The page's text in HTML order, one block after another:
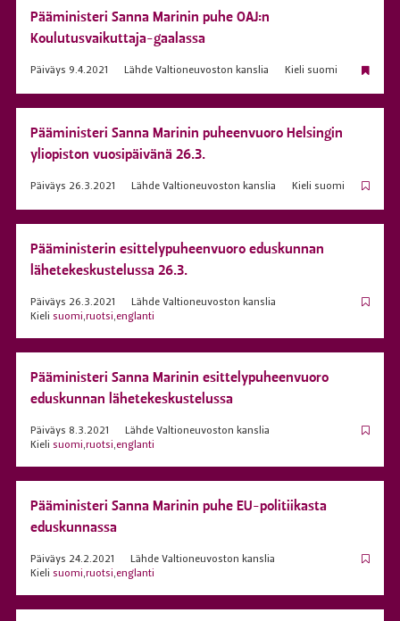
Pääministeri Sanna Marinin puhe OAJ:n
Koulutusvaikuttaja-gaalassa
Päiväys 9.4.2021 LähdeValtioneuvoston kanslia Kieli suomi
Pääministeri Sanna Marinin puheenvuoro Helsingin
yliopiston vuosipäivänä 26.3.
Päiväys 26.3.2021 LähdeValtioneuvoston kanslia Kieli suomi
Pääministerin esittelypuheenvuoro eduskunnan
lähetekeskustelussa 26.3.
Päiväys 26.3.2021 LähdeValtioneuvoston kanslia
Kieli suomi,ruotsi,englanti
Pääministeri Sanna Marinin esittelypuheenvuoro
eduskunnan lähetekeskustelussa
Päiväys 8.3.2021 LähdeValtioneuvoston kanslia
Kieli suomi,ruotsi,englanti
Pääministeri Sanna Marinin puhe EU-politiikasta
eduskunnassa
Päiväys 24.2.2021 LähdeValtioneuvoston kanslia
Kieli suomi,ruotsi,englanti